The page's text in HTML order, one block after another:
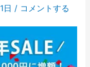
日 / コメントする